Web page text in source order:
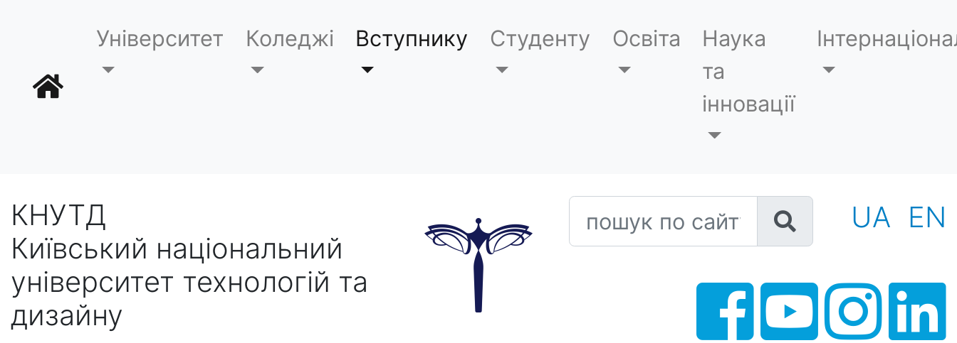
Університет Коледжі Вступнику Студенту Освіта
Наука
та
інновації
КНУТД
Київський національний
університет технологій та
дизайну
пошук по сайту UA EN